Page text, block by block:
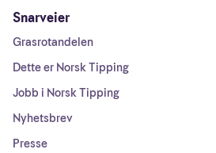
Snarveier
Grasrotandelen
Dette er Norsk Tipping
Jobb i Norsk Tipping
Nyhetsbrev
Presse